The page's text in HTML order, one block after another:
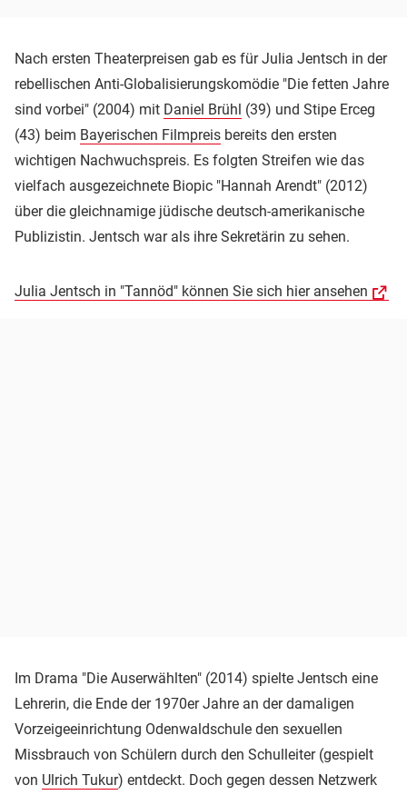
Nach ersten Theaterpreisen gab es für Julia Jentsch in der
rebellischen Anti-Globalisierungskomödie "Die fetten Jahre
sind vorbei" (2004) mit Daniel Brühl (39) und Stipe Erceg
(43) beim Bayerischen Filmpreis bereits den ersten
wichtigen Nachwuchspreis. Es folgten Streifen wie das
vielfach ausgezeichnete Biopic "Hannah Arendt" (2012)
über die gleichnamige jüdische deutsch-amerikanische
Publizistin. Jentsch war als ihre Sekretärin zu sehen.
Julia Jentsch in "Tannöd" können Sie sich hier ansehen
Im Drama "Die Auserwählten" (2014) spielte Jentsch eine
Lehrerin, die Ende der 1970er Jahre an der damaligen
Vorzeigeeinrichtung Odenwaldschule den sexuellen
Missbrauch von Schülern durch den Schulleiter (gespielt
von Ulrich Tukur) entdeckt. Doch gegen dessen Netzwerk